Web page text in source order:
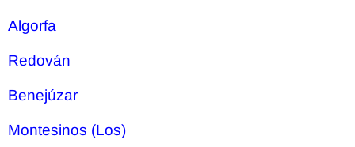
Algorfa
Redován
Benejúzar
Montesinos (Los)